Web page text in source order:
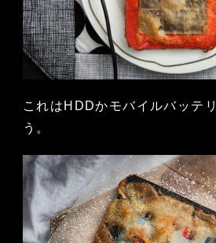
これはHDDかモバイルバッテ
う。